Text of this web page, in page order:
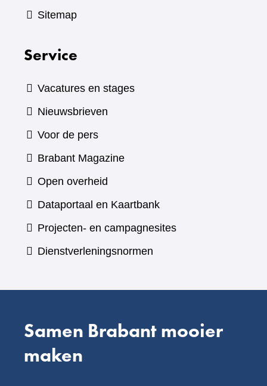
Sitemap
Service
Vacatures en stages
Nieuwsbrieven
Voor de pers
Brabant Magazine(verwijst
andere
website)
Open overheid
Dataportaal en Kaartbank(verwijst
naar
Projecten- en campagnesites
Dienstverleningsnormen
Samen Brabant mooier
maken